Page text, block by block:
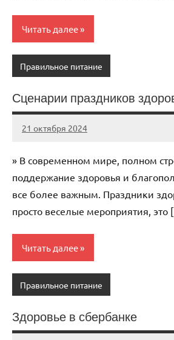
Читать далее
Правильное питание
Сценарии праздников
21 октября 2024
immo_navi_ru
Нет
» В современном мире, полном
поддержание здоровья и
все более важным. Праздники
просто веселые мероприятия, это
Читать далее
Правильное питание
Здоровье в сбербанке